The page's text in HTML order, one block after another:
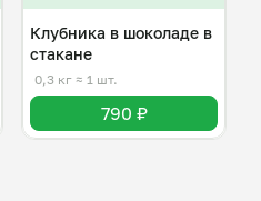
Клубника в шоколаде в
стакане
0,3 кг ≈ 1 шт.
790 ₽